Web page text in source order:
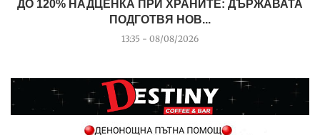
ДО 120% НАДЦЕНКА ПРИ ХРАНИТЕ: ДЪРЖАВАТА
ПОДГОТВЯ НОВ...
13:35 - 08/08/2026